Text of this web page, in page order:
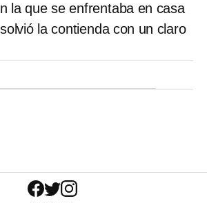
la que se enfrentaba en casa
la contienda con un claro